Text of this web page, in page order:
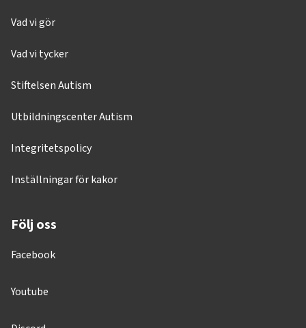
Vad vi gör
Vad vi tycker
Stiftelsen Autism
Utbildningscenter Autism
Integritetspolicy
Inställningar för kakor
Följ oss
Facebook
Youtube